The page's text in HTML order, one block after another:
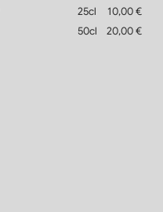
25cl
10,00 €
50cl
20,00 €